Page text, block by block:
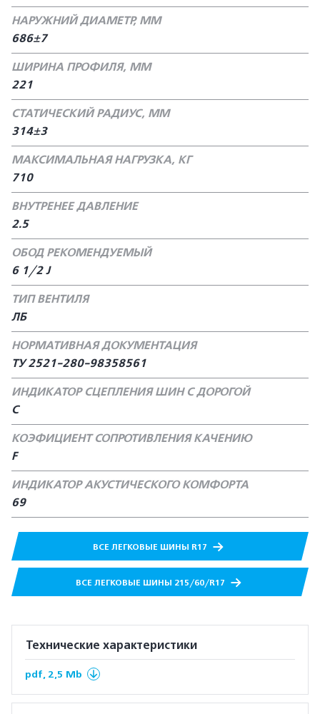
НАРУЖНИЙ ДИАМЕТР, ММ
686±7
ШИРИНА ПРОФИЛЯ, ММ
221
СТАТИЧЕСКИЙ РАДИУС, ММ
314±3
МАКСИМАЛЬНАЯ НАГРУЗКА, КГ
710
ВНУТРЕНЕЕ ДАВЛЕНИЕ
2.5
ОБОД РЕКОМЕНДУЕМЫЙ
6 1/2 J
ТИП ВЕНТИЛЯ
ЛБ
НОРМАТИВНАЯ ДОКУМЕНТАЦИЯ
ТУ 2521-280-98358561
ИНДИКАТОР СЦЕПЛЕНИЯ ШИН С ДОРОГОЙ
С
КОЭФИЦИЕНТ СОПРОТИВЛЕНИЯ КАЧЕНИЮ
F
ИНДИКАТОР АКУСТИЧЕСКОГО КОМФОРТА
69
ВСЕ ЛЕГКОВЫЕ ШИНЫ R17
ВСЕ ЛЕГКОВЫЕ ШИНЫ 215/60/R17
Технические характеристики
pdf, 2,5 Mb